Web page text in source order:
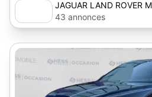
JAGUAR LAND ROVER
43 annonces